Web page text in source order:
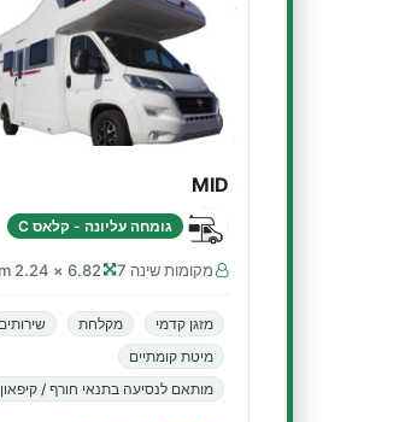
MID
גומחה עליונה - קלאס C
מקומות שינה 7 6.82 × 2.24 m
מזגן קדמי מקלחת
שירותים
מיטת קומתיים
מותאם לנסיעה בתנאי חורף / קיפאון